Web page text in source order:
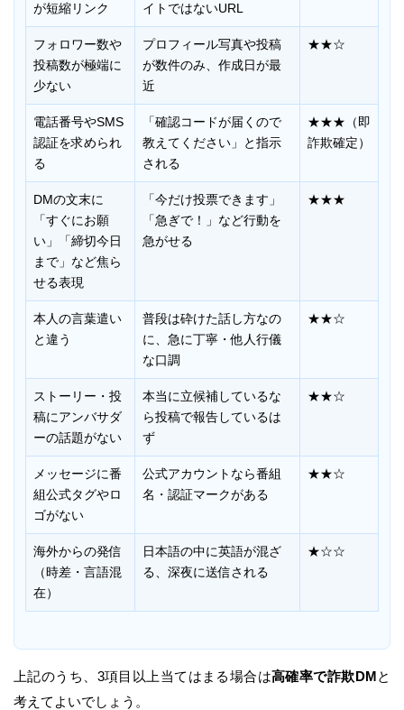
が短縮リンク
イトではないURL
フォロワー数や
投稿数が極端に
少ない
プロフィール写真や投稿
が数件のみ、作成日が最
近
★★☆
電話番号やSMS
認証を求められ
る
「確認コードが届くので
教えてください」と指示
される
★★★（即
詐欺確定）
DMの文末に
「すぐにお願
い」「締切今日
まで」など焦ら
せる表現
「今だけ投票できます」
「急ぎで！」など行動を
急がせる
★★★
本人の言葉遣い
と違う
普段は砕けた話し方なの
に、急に丁寧・他人行儀
な口調
★★☆
ストーリー・投
稿にアンバサダ
ーの話題がない
本当に立候補しているな
ら投稿で報告しているは
ず
★★☆
メッセージに番
組公式タグやロ
ゴがない
公式アカウントなら番組
名・認証マークがある
★★☆
海外からの発信
（時差・言語混
在）
日本語の中に英語が混ざ
る、深夜に送信される
★☆☆
上記のうち、3項目以上当てはまる場合は高確率で詐欺DMと
考えてよいでしょう。